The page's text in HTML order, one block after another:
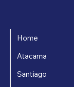
Home
Atacama
Santiago